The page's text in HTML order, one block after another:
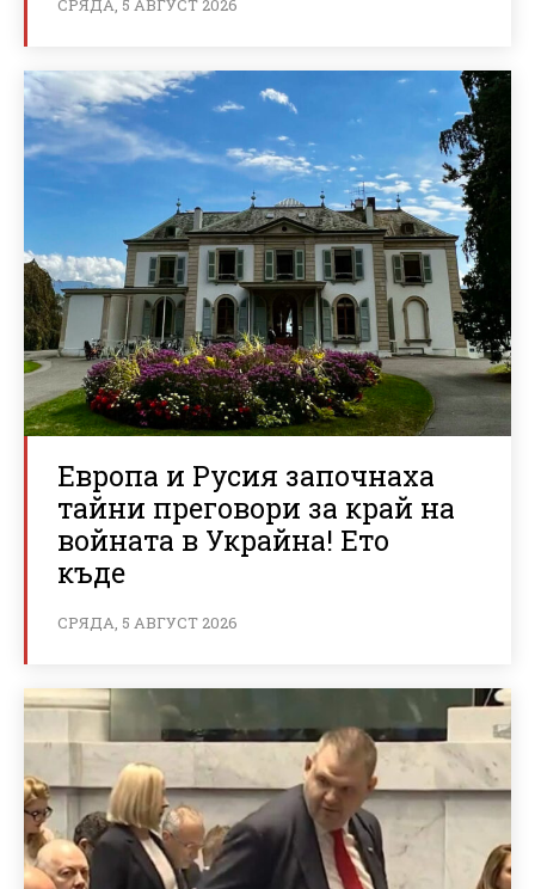
СРЯДА, 5 АВГУСТ 2026
Европа и Русия започнаха
тайни преговори за край на
войната в Украйна! Ето
къде
СРЯДА, 5 АВГУСТ 2026